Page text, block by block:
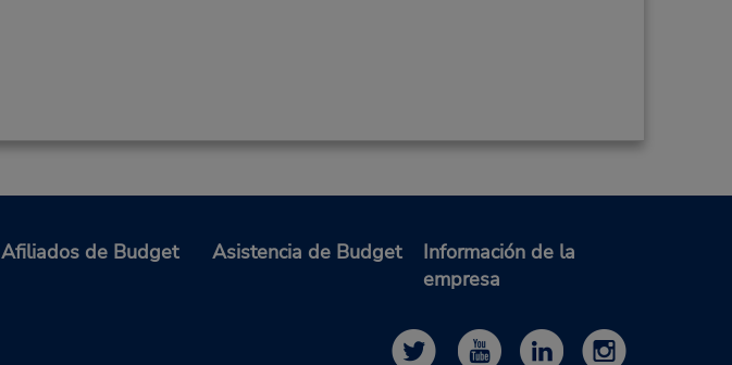
Afiliados de Budget Asistencia de Budget
Información de la
empresa